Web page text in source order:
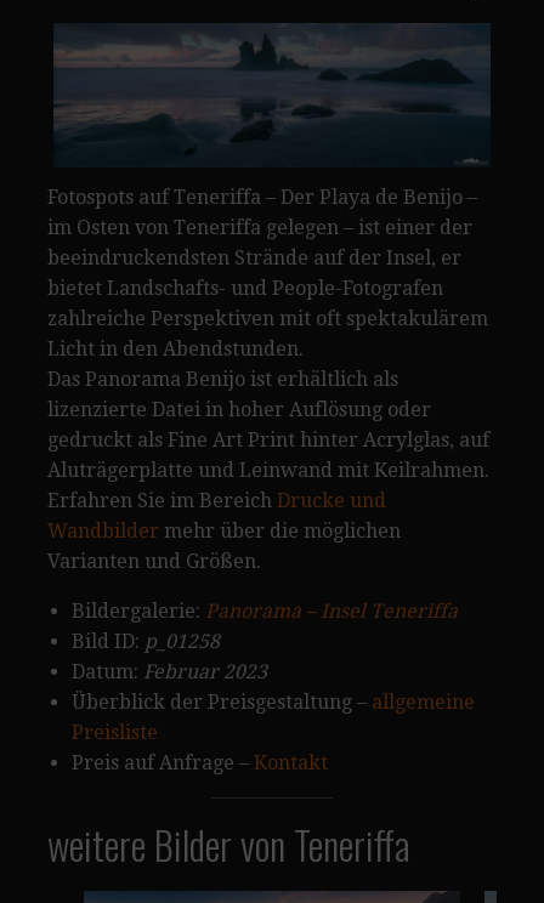
Fotospots auf Teneriffa – Der Playa de Benijo –
im Osten von Teneriffa gelegen – ist einer der
beeindruckendsten Strände auf der Insel, er
bietet Landschafts- und People-Fotografen
zahlreiche Perspektiven mit oft spektakulärem
Licht in den Abendstunden.
Das Panorama Benijo ist erhältlich als
lizenzierte Datei in hoher Auflösung oder
gedruckt als Fine Art Print hinter Acrylglas, auf
Aluträgerplatte und Leinwand mit Keilrahmen.
Erfahren Sie im Bereich Drucke und
Wandbilder mehr über die möglichen
Varianten und Größen.
Bildergalerie: Panorama – Insel Teneriffa
Bild ID: p_01258
Datum: Februar 2023
Überblick der Preisgestaltung – allgemeine
Preisliste
Preis auf Anfrage – Kontakt
weitere Bilder von Teneriffa